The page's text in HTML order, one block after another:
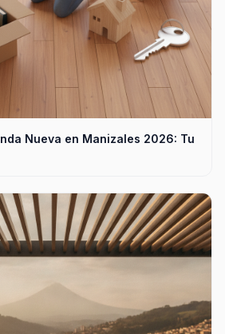
Nueva en Manizales 2026: Tu